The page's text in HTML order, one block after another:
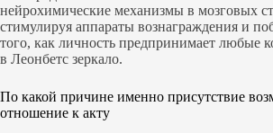
нейрохимические механизмы в мозговых
стимулируя аппараты вознаграждения и
того, как личность предпринимает любые
в Леонбетс зеркало.
По какой причине именно присутствие
отношение к акту